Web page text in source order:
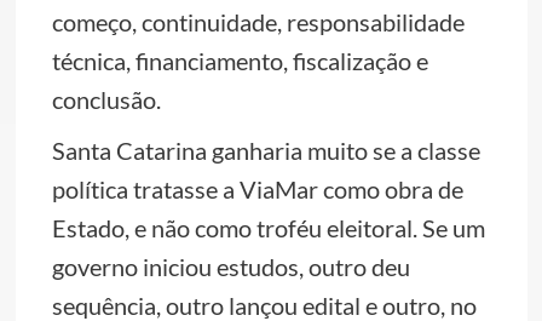
começo, continuidade, responsabilidade
técnica, financiamento, fiscalização e
conclusão.
Santa Catarina ganharia muito se a classe
política tratasse a ViaMar como obra de
Estado, e não como troféu eleitoral. Se um
governo iniciou estudos, outro deu
sequência, outro lançou edital e outro, no